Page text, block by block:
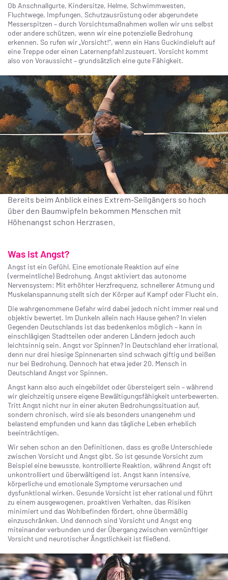
Ob Anschnallgurte, Kindersitze, Helme, Schwimmwesten,
Fluchtwege, Impfungen, Schutzausrüstung oder abgerundete
Messerspitzen – durch Vorsichtsmaßnahmen wollen wir uns selbst
oder andere schützen, wenn wir eine potenzielle Bedrohung
erkennen. So rufen wir „Vorsicht!“, wenn ein Hans Guckindieluft auf
eine Treppe oder einen Laternenpfahl zusteuert. Vorsicht kommt
also von Voraussicht – grundsätzlich eine gute Fähigkeit.
Bereits beim Anblick eines Extrem-Seilgängers so hoch
über den Baumwipfeln bekommen Menschen mit
Höhenangst schon Herzrasen.
Was ist Angst?
Angst ist ein Gefühl. Eine emotionale Reaktion auf eine
(vermeintliche) Bedrohung. Angst aktiviert das autonome
Nervensystem: Mit erhöhter Herzfrequenz, schnellerer Atmung und
Muskelanspannung stellt sich der Körper auf Kampf oder Flucht ein.
Die wahrgenommene Gefahr wird dabei jedoch nicht immer real und
objektiv bewertet. Im Dunkeln allein nach Hause gehen? In vielen
Gegenden Deutschlands ist das bedenkenlos möglich – kann in
einschlägigen Stadtteilen oder anderen Ländern jedoch auch
leichtsinnig sein. Angst vor Spinnen? In Deutschland eher irrational,
denn nur drei hiesige Spinnenarten sind schwach giftig und beißen
nur bei Bedrohung. Dennoch hat etwa jeder 20. Mensch in
Deutschland Angst vor Spinnen.
Angst kann also auch eingebildet oder übersteigert sein – während
wir gleichzeitig unsere eigene Bewältigungsfähigkeit unterbewerten.
Tritt Angst nicht nur in einer akuten Bedrohungssituation auf,
sondern chronisch, wird sie als besonders unangenehm und
belastend empfunden und kann das tägliche Leben erheblich
beeinträchtigen.
Wir sehen schon an den Definitionen, dass es große Unterschiede
zwischen Vorsicht und Angst gibt. So ist gesunde Vorsicht zum
Beispiel eine bewusste, kontrollierte Reaktion, während Angst oft
unkontrolliert und überwältigend ist. Angst kann intensive,
körperliche und emotionale Symptome verursachen und
dysfunktional wirken. Gesunde Vorsicht ist eher rational und führt
zu einem ausgewogenen, proaktiven Verhalten, das Risiken
minimiert und das Wohlbefinden fördert, ohne übermäßig
einzuschränken. Und dennoch sind Vorsicht und Angst eng
miteinander verbunden und der Übergang zwischen vernünftiger
Vorsicht und neurotischer Ängstlichkeit ist fließend.